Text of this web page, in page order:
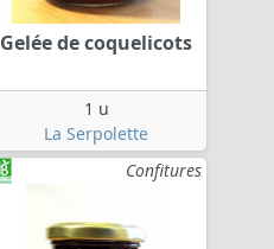
Gelée de coquelicots
1 u
La Serpolette
Confitures